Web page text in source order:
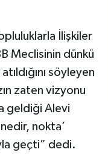
İlişkiler
Meclisinin dünkü
söyleyen
zaten vizyonu
geldiği Alevi
nokta’
geçti” dedi.